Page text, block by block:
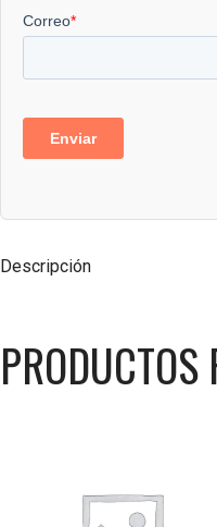
Descripción